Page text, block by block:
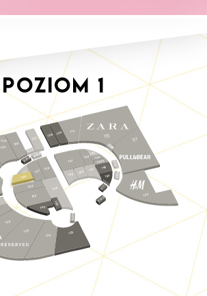
Poziom 1
115
S128
S127
S129
S126
143
144
144a
145
150
142
141
151
153
155
138
137
156
135
166
164
162
159
160
S125
106
107
112
117
109
108
S122
S123
S130
S124
122
105
128
126
125
123